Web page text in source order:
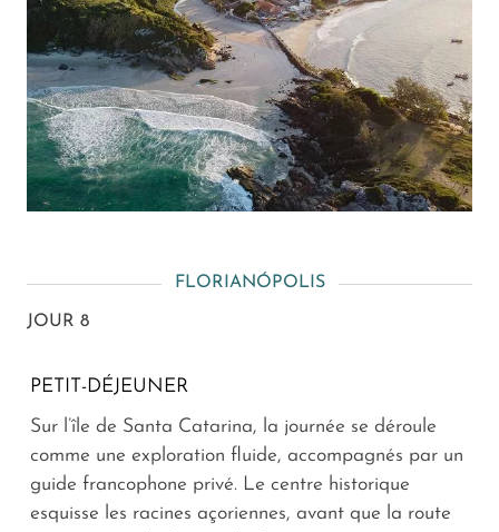
FLORIANÓPOLIS
JOUR 8
PETIT-DÉJEUNER
Sur l’île de Santa Catarina, la journée se déroule
comme une exploration fluide, accompagnés par un
guide francophone privé. Le centre historique
esquisse les racines açoriennes, avant que la route